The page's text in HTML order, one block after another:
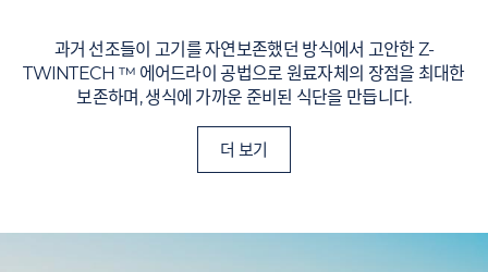
과거 선조들이 고기를 자연보존했던 방식에서 고안한 Z-
TWINTECH ™ 에어드라이 공법으로 원료자체의 장점을 최대한
보존하며, 생식에 가까운 준비된 식단을 만듭니다.
더 보기